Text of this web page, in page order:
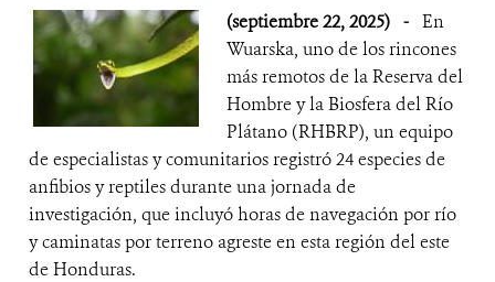
(septiembre 22, 2025) - En
Wuarska, uno de los rincones
más remotos de la Reserva del
Hombre y la Biosfera del Río
Plátano (RHBRP), un equipo
de especialistas y comunitarios registró 24 especies de
anfibios y reptiles durante una jornada de
investigación, que incluyó horas de navegación por río
y caminatas por terreno agreste en esta región del este
de Honduras.